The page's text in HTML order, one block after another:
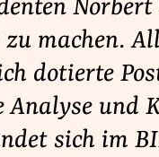
zu machen.
dotierte
Analyse und
sich im